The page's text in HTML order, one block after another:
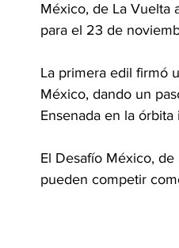
México, de La Vuelta
para el 23 de
La primera edil firmó
México, dando un
Ensenada en la
El Desafío México,
pueden competir